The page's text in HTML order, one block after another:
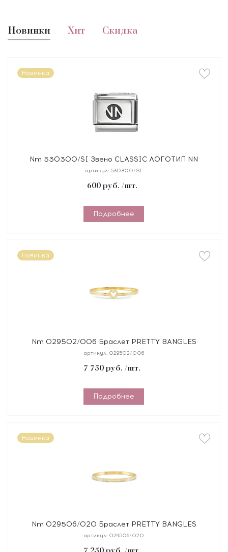
Новинки Хит Скидка
Новинка
Nm 530300/SI Звено CLASSIC ЛОГОТИП NN
сталь/серебро 925°
артикул: 530300/SI
600 руб. /шт.
Подробнее
Новинка
Nm 029502/006 Браслет PRETTY BANGLES
"СЕРДЦЕ" размер 19 см, сталь, цирконы, покрытие
артикул: 029502/006
7 750 руб. /шт.
Подробнее
Новинка
Nm 029506/020 Браслет PRETTY BANGLES
размер 19 см, сталь, цирконы белые, покрытие
артикул: 029506/020